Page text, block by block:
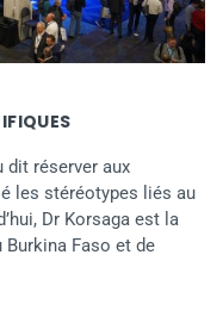
dit réserver aux
les stéréotypes liés au
Dr Korsaga est la
Faso et de